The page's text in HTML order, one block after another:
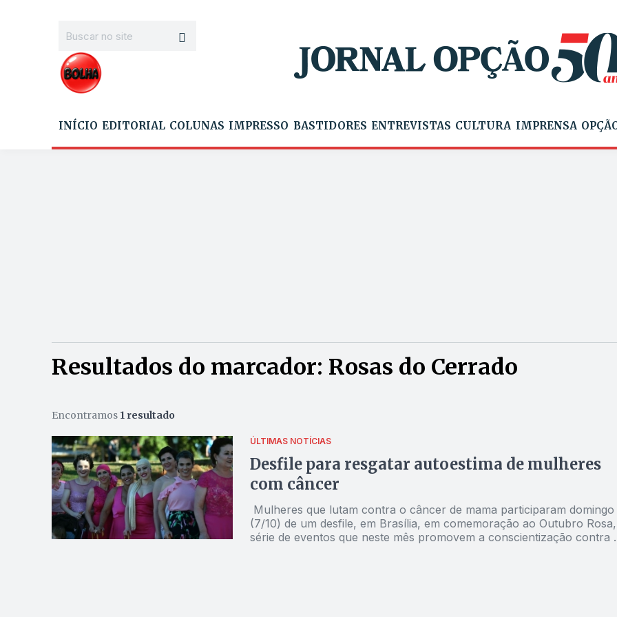
INÍCIO EDITORIAL COLUNAS IMPRESSO BASTIDORES ENTREVISTAS CULTURA IMPRENSA
Resultados do marcador: Rosas do Cerrado
Encontramos 1 resultado
ÚLTIMAS NOTÍCIAS
Desfile para resgatar autoestima de mulheres
com câncer
(7/10) de um desfile, em Brasília, em comemoração ao Outubro Rosa,
série de eventos que neste mês promovem a conscientização contra